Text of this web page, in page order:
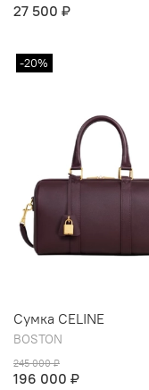
27 500 ₽
-20%
Сумка CELINE
BOSTON
245 000 ₽
196 000 ₽